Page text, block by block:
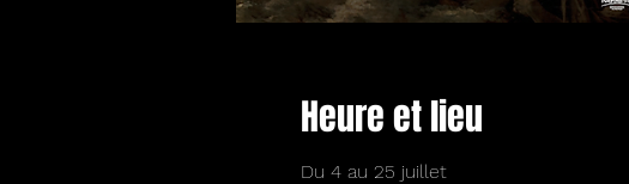
Heure et lieu
Du 4 au 25 juillet